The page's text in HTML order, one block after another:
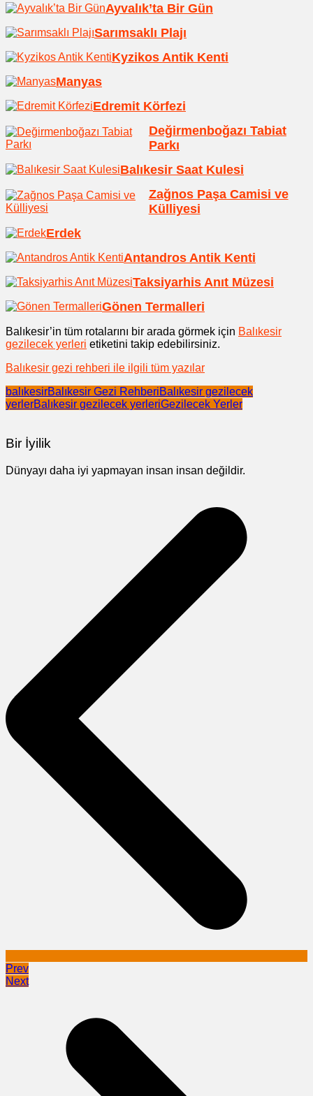
Ayvalık’ta Bir Gün
Sarımsaklı Plajı
Kyzikos Antik Kenti
Manyas
Edremit Körfezi
Değirmenboğazı Tabiat
Parkı
Balıkesir Saat Kulesi
Zağnos Paşa Camisi ve
Külliyesi
Erdek
Antandros Antik Kenti
Taksiyarhis Anıt Müzesi
Gönen Termalleri
Balıkesir’in tüm rotalarını bir arada görmek için Balıkesir
gezilecek yerleri etiketini takip edebilirsiniz.
Balıkesir gezi rehberi ile ilgili tüm yazılar
balıkesirBalıkesir Gezi RehberiBalıkesir gezilecek
yerlerBalıkesir gezilecek yerleriGezilecek Yerler
Bir İyilik
Dünyayı daha iyi yapmayan insan insan değildir.
Prev
Next